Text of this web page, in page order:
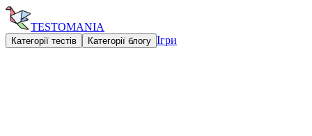
TESTOMANIA
Категорії тестів Категорії блогу Ігри